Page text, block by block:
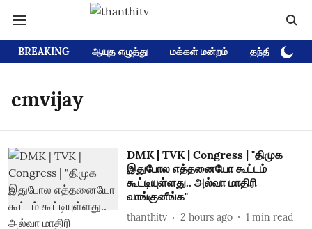
BREAKING ஆயுத எழுத்து மக்கள் மன்றம் தந்தி டிவி
cmvijay
DMK | TVK | Congress | "திமுக
இதுபோல எத்தனையோ கூட்டம்
கூட்டியுள்ளது.. அல்வா மாதிரி
வாங்குனீங்க"
thanthitv 2 hours ago 1 min read